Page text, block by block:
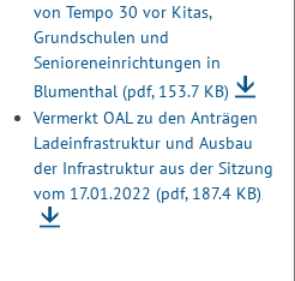
von Tempo 30 vor Kitas,
Grundschulen und
Senioreneinrichtungen in
Blumenthal (pdf, 153.7 KB)
Vermerkt OAL zu den Anträgen
Ladeinfrastruktur und Ausbau
der Infrastruktur aus der Sitzung
vom 17.01.2022 (pdf, 187.4 KB)